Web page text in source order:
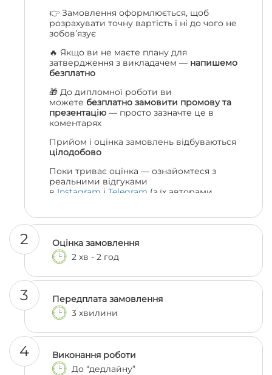
👉 Замовлення оформлюється, щоб
розрахувати точну вартість і ні до чого не
зобов’язує
🔥 Якщо ви не маєте плану для
затвердження з викладачем — напишемо
безплатно
🎁 До дипломної роботи ви
можете безплатно замовити промову та
презентацію — просто зазначте це в
коментарях
Прийом і оцінка замовлень відбуваються
цілодобово
Поки триває оцінка — ознайомтеся з
реальними відгуками
в Instagram і Telegram (з їх авторами
2
Оцінка замовлення
2 хв - 2 год
3
Передплата замовлення
3 хвилини
4
Виконання роботи
До “дедлайну”